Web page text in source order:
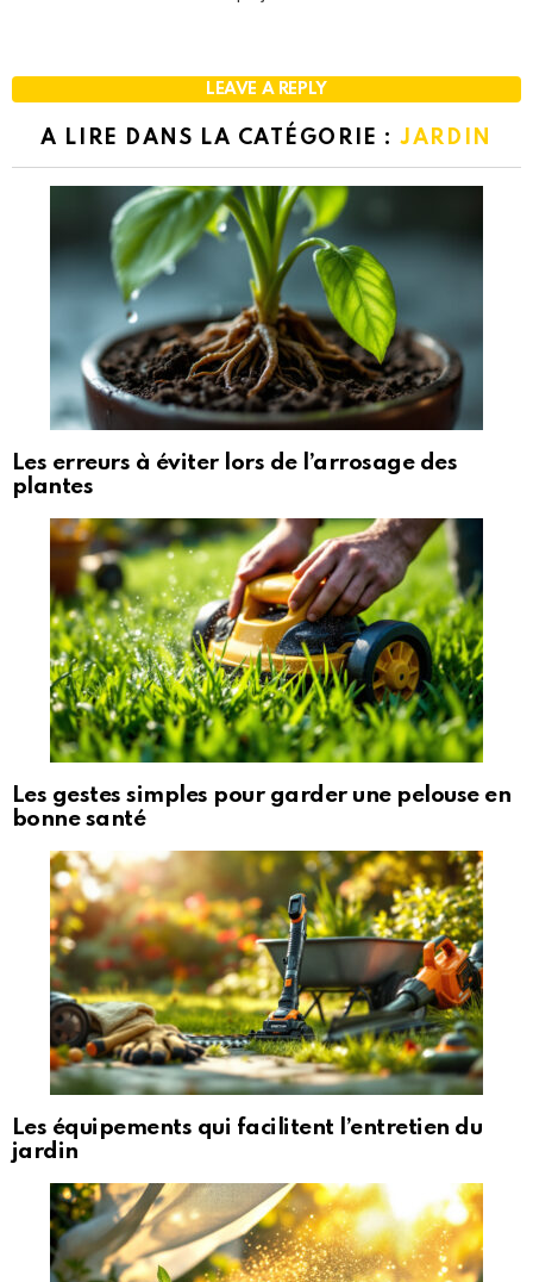
LEAVE A REPLY
A LIRE DANS LA CATÉGORIE :JARDIN
Les erreurs à éviter lors de l’arrosage des
plantes
Les gestes simples pour garder une pelouse en
bonne santé
Les équipements qui facilitent l’entretien du
jardin